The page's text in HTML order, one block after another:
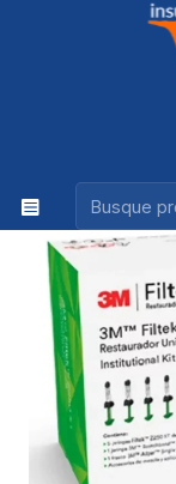
SET COMPOSITE